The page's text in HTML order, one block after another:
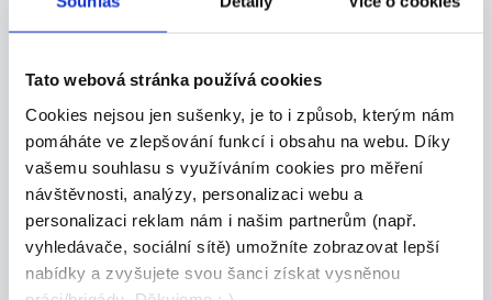
Tato webová stránka používá cookies
Cookies nejsou jen sušenky, je to i způsob, kterým nám
pomáháte ve zlepšování funkcí i obsahu na webu. Díky
vašemu souhlasu s využíváním cookies pro měření
návštěvnosti, analýzy, personalizaci webu a
personalizaci reklam nám i našim partnerům (např.
vyhledávače, sociální sítě) umožníte zobrazovat lepší
nabídky a zvyšujete svou šanci získat vysněnou
Koordinátor výroby |
potravinářství | 60 000 Kč
P...
Celá ČR
Grafton Recruitment s.r.o.
24.07.2026